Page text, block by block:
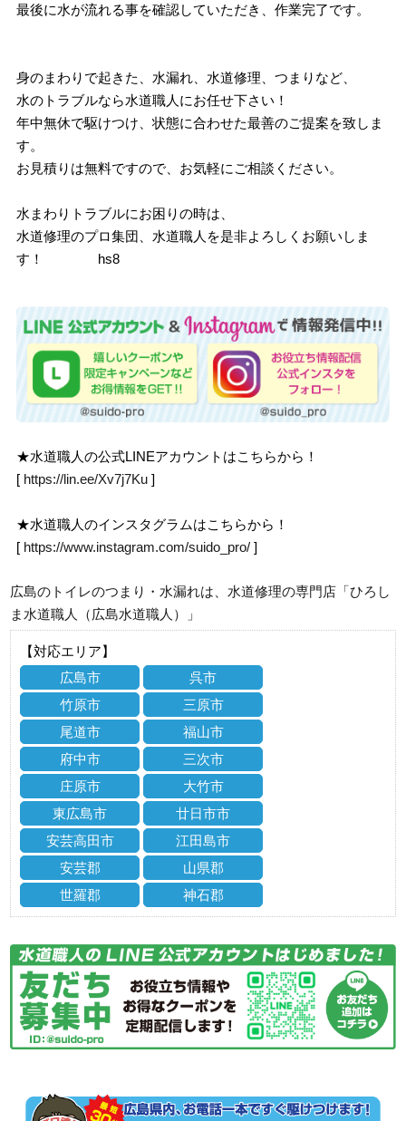
最後に水が流れる事を確認していただき、作業完了です。
身のまわりで起きた、水漏れ、水道修理、つまりなど、
水のトラブルなら水道職人にお任せ下さい！
年中無休で駆けつけ、状態に合わせた最善のご提案を致しま
す。
お見積りは無料ですので、お気軽にご相談ください。
水まわりトラブルにお困りの時は、
水道修理のプロ集団、水道職人を是非よろしくお願いしま
す！ hs8
★水道職人の公式LINEアカウントはこちらから！
[ https://lin.ee/Xv7j7Ku ]
★水道職人のインスタグラムはこちらから！
[ https://www.instagram.com/suido_pro/ ]
広島のトイレのつまり・水漏れは、水道修理の専門店「ひろし
ま水道職人（広島水道職人）」
【対応エリア】
広島市
呉市
竹原市
三原市
尾道市
福山市
府中市
三次市
庄原市
大竹市
東広島市
廿日市市
安芸高田市
江田島市
安芸郡
山県郡
世羅郡
神石郡